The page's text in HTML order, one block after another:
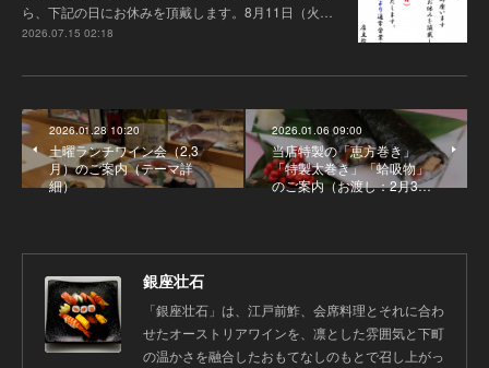
ら、下記の日にお休みを頂戴します。8月11日（火…
2026.07.15 02:18
2026.01.28 10:20
土曜ランチワイン会（2,3
月）のご案内（テーマ詳
細）
2026.01.06 09:00
当店特製の「恵方巻き」
「特製太巻き」「蛤吸物」
のご案内（お渡し：2月3…
銀座壮石
「銀座壮石」は、江戸前鮓、会席料理とそれに合わ
せたオーストリアワインを、凛とした雰囲気と下町
の温かさを融合したおもてなしのもとで召し上がっ